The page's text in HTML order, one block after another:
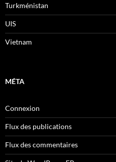
Turkménistan
UIS
Vietnam
MÉTA
Connexion
Flux des publications
Flux des commentaires